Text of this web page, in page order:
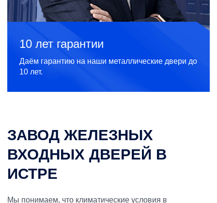
10 лет гарантии
Даём гарантию на наши металлические двери до
10 лет.
ЗАВОД ЖЕЛЕЗНЫХ
ВХОДНЫХ ДВЕРЕЙ В
ИСТРЕ
Мы понимаем, что климатические условия в